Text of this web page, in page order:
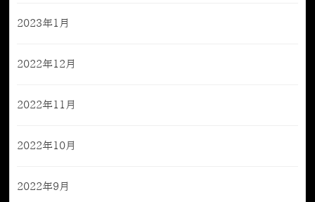
2023年1月
2022年12月
2022年11月
2022年10月
2022年9月